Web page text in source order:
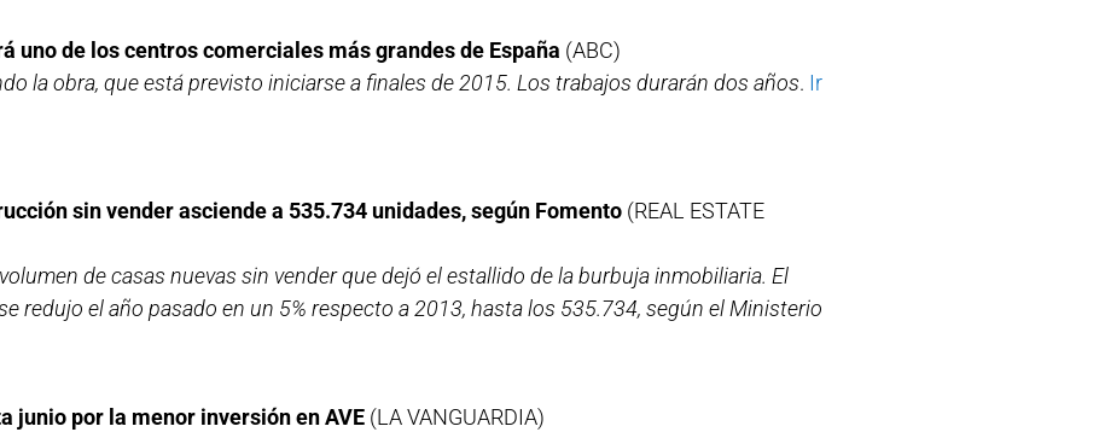
uno de los centros comerciales más grandes de España (ABC)
la obra, que está previsto iniciarse a finales de 2015. Los trabajos durarán dos años. Ir
sin vender asciende a 535.734 unidades, según Fomento (REAL ESTATE
de casas nuevas sin vender que dejó el estallido de la burbuja inmobiliaria. El
redujo el año pasado en un 5% respecto a 2013, hasta los 535.734, según el Ministerio
junio por la menor inversión en AVE (LA VANGUARDIA)